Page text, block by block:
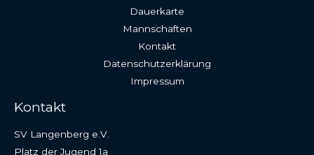
Dauerkarte
Mannschaften
Kontakt
Datenschutzerklärung
Impressum
Kontakt
SV Langenberg e.V.
Platz der Jugend 1a